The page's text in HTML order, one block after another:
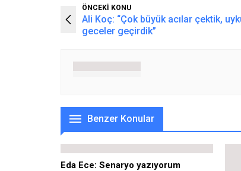
ÖNCEKİ KONU
Ali Koç: “Çok büyük acılar çektik,
geceler geçirdik”
Benzer Konular
Eda Ece: Senaryo yazıyorum